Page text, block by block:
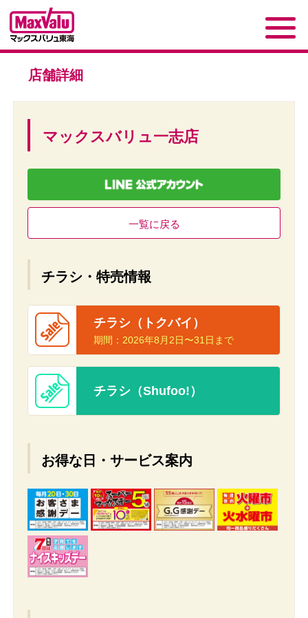
店舗詳細
マックスバリュ一志店
一覧に戻る
チラシ・特売情報
チラシ（トクバイ）
期間： 2026年8月2日〜31日まで
チラシ（Shufoo!）
お得な日・サービス案内